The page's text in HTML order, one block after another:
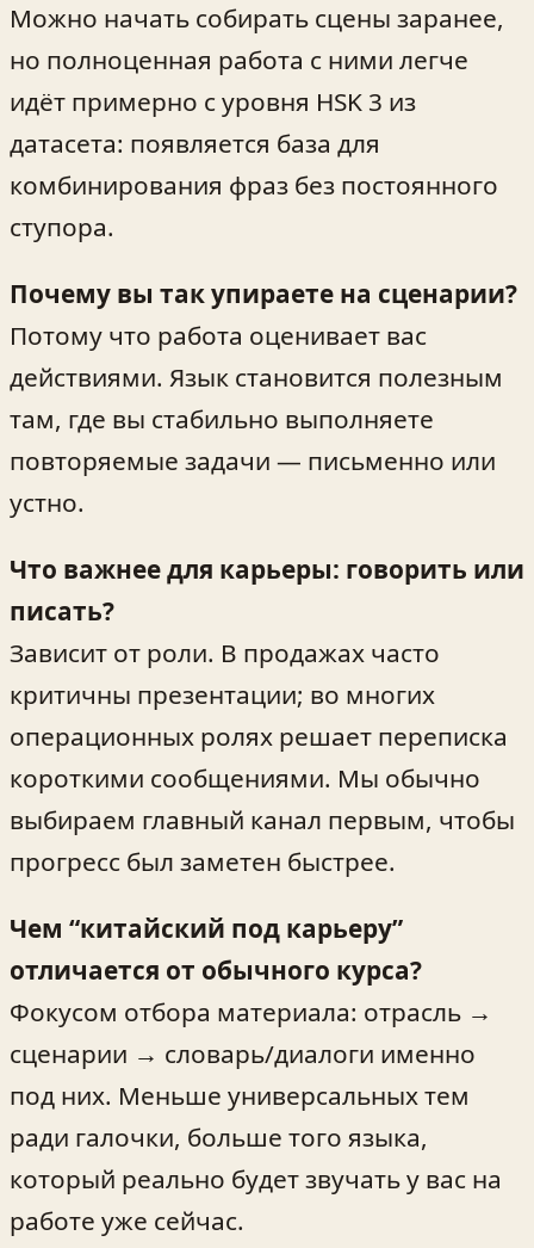
Можно начать собирать сцены заранее,
но полноценная работа с ними легче
идёт примерно с уровня HSK 3 из
датасета: появляется база для
комбинирования фраз без постоянного
ступора.
Почему вы так упираете на сценарии?
Потому что работа оценивает вас
действиями. Язык становится полезным
там, где вы стабильно выполняете
повторяемые задачи — письменно или
устно.
Что важнее для карьеры: говорить или
писать?
Зависит от роли. В продажах часто
критичны презентации; во многих
операционных ролях решает переписка
короткими сообщениями. Мы обычно
выбираем главный канал первым, чтобы
прогресс был заметен быстрее.
Чем “китайский под карьеру”
отличается от обычного курса?
Фокусом отбора материала: отрасль →
сценарии → словарь/диалоги именно
под них. Меньше универсальных тем
ради галочки, больше того языка,
который реально будет звучать у вас на
работе уже сейчас.